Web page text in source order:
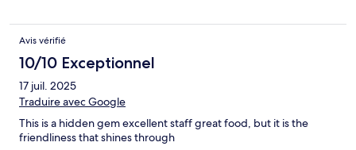
Avis vérifié
10/10 Exceptionnel
17 juil. 2025
Traduire avec Google
This is a hidden gem excellent staff great food, but it is the
friendliness that shines through